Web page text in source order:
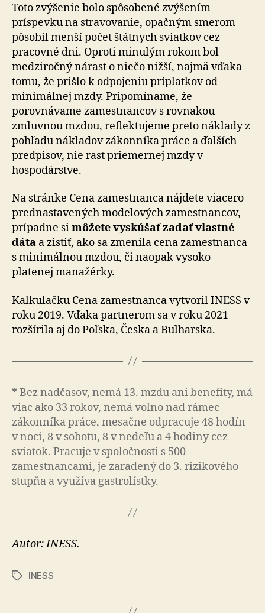
Toto zvýšenie bolo spôsobené zvýšením
príspevku na stravovanie, opačným smerom
pôsobil menší počet štátnych sviatkov cez
pracovné dni. Oproti minulým rokom bol
medziročný nárast o niečo nižší, najmä vďaka
tomu, že prišlo k odpojeniu príplatkov od
minimálnej mzdy. Pripomíname, že
porovnávame zamestnancov s rovnakou
zmluvnou mzdou, reflektujeme preto náklady z
pohľadu nákladov zákonníka práce a ďalších
predpisov, nie rast priemernej mzdy v
hospodárstve.
Na stránke Cena zamestnanca nájdete viacero
prednastavených modelových zamestnancov,
prípadne simôžete vyskúšať zadať vlastné
dáta a zistiť, ako sa zmenila cena zamestnanca
s minimálnou mzdou, či naopak vysoko
platenej manažérky.
Kalkulačku Cena zamestnanca vytvoril INESS v
roku 2019. Vďaka partnerom sa v roku 2021
rozšírila aj do Poľska, Česka a Bulharska.
* Bez nadčasov, nemá 13. mzdu ani benefity, má
viac ako 33 rokov, nemá voľno nad rámec
zákonníka práce, mesačne odpracuje 48 hodín
v noci, 8 v sobotu, 8 v nedeľu a 4 hodiny cez
sviatok. Pracuje v spoločnosti s 500
zamestnancami, je zaradený do 3. rizikového
stupňa a využíva gastrolístky.
Autor: INESS.
ZnačkyINESS